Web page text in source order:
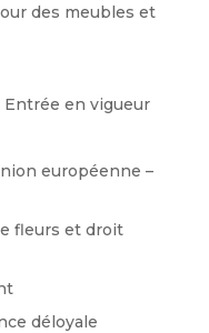
des meubles et
en vigueur
européenne –
fleurs et droit
déloyale